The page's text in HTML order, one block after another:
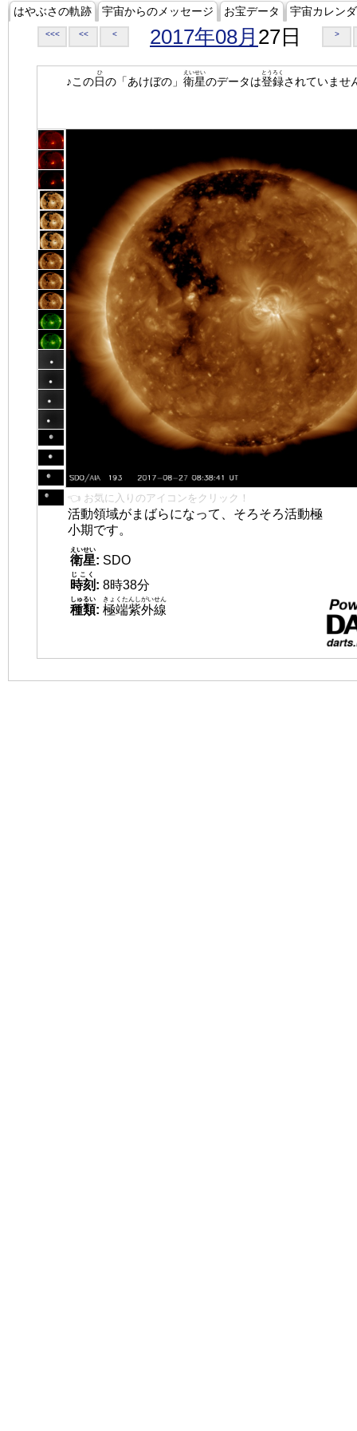
はやぶさの軌跡 宇宙からのメッセージ お宝データ 宇宙カレン
<<< << < 2017年08月 27日 >
♪この日
ひ
の「あけぼの」 衛星
えいせい
のデータは登録
とうろく
されていませ
👈 お気に入りのアイコンをクリック！
活動領域がまばらになって、そろそろ活動極
小期です。
衛星
えいせい
: SDO
時刻
じこく
: 8時38分
種類
しゅるい
: 極端紫外線
きょくたんしがいせん